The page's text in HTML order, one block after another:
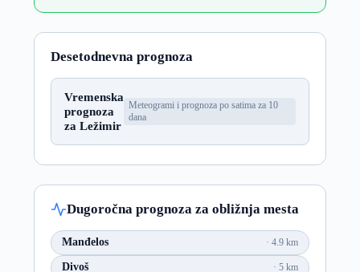
Desetodnevna prognoza
Vremenska
prognoza
za Ležimir
Meteogrami i prognoza po satima za 10
dana
Dugoročna prognoza za obližnja mesta
Manđelos 4.9 km
Divoš 5 km